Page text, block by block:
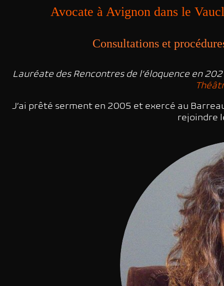
Avocate à Avignon dans le
Consultations et
Lauréate des Rencontres de l’éloquence en
J’ai prêté serment en 2005 et exercé au
rejoindre